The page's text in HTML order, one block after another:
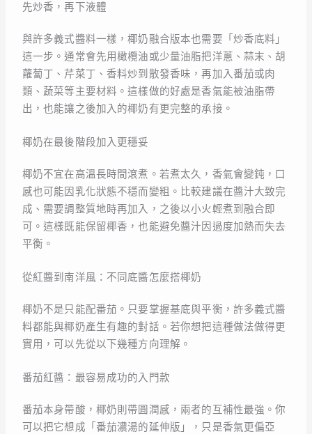
先炒香，再下液體
與許多義式醬料一樣，椰奶融合版本也需要「炒香底料」
這一步。通常會先用橄欖油或少量油脂把洋蔥、蒜末、胡
蘿蔔丁、芹菜丁、香料炒到散發香味，再加入番茄或肉
類、蔬菜等主要材料。這樣做的好處是香氣能被油脂帶
出，也能讓之後加入的椰奶有更完整的承接。
椰奶在最後階段加入更穩妥
椰奶不宜在高溫長時間滾煮。若煮太久，香氣會變鈍，口
感也可能因乳化狀態不穩而變粗。比較建議在醬汁大致完
成、需要調整質地時再加入，之後以小火輕煮到融合即
可。這樣既能保留椰香，也能避免醬汁因過度加熱而失去
平衡。
從紅醬到南洋風：不同底醬怎麼搭椰奶
椰奶不是只能配番茄。只要掌握基底與平衡，許多義式醬
料都能與椰奶產生有趣的對話。若你想把這種做法做得更
實用，可以先從以下幾種方向理解。
番茄紅醬：最容易成功的入門款
番茄本身帶酸，椰奶則帶圓潤感，兩者的互補性最強。你
可以把它想成「番茄濃湯的延伸版」，只是香氣更偏亞